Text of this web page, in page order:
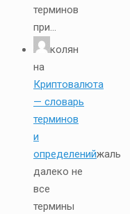
терминов
при...
колян
на
Криптовалюта
— словарь
терминов
и
определенийжаль
далеко не
все
термины